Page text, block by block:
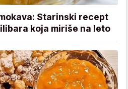
Starinski recept
koja miriše na leto